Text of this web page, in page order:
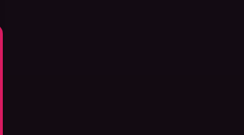
und Sterne Menge